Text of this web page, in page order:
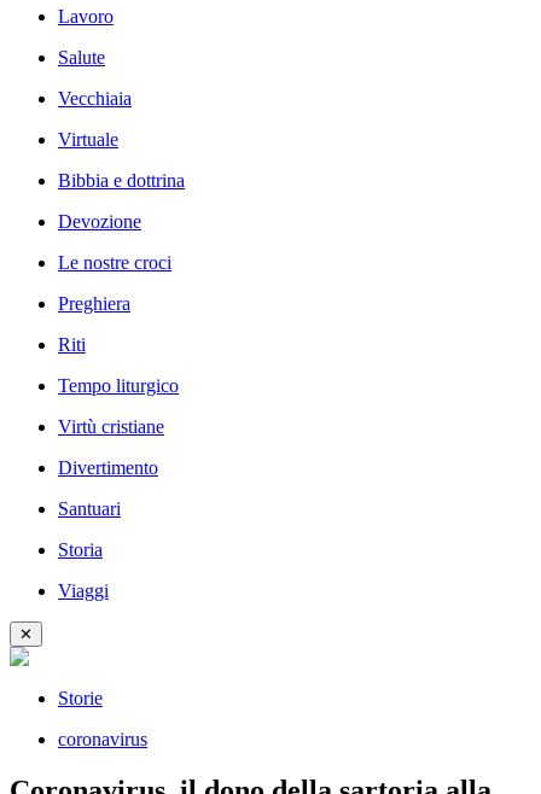
Lavoro
Salute
Vecchiaia
Virtuale
Bibbia e dottrina
Devozione
Le nostre croci
Preghiera
Riti
Tempo liturgico
Virtù cristiane
Divertimento
Santuari
Storia
Viaggi
✕
Storie
coronavirus